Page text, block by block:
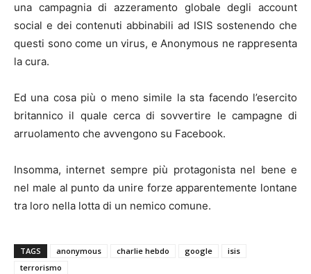
una campagnia di azzeramento globale degli account
social e dei contenuti abbinabili ad ISIS sostenendo che
questi sono come un virus, e Anonymous ne rappresenta
la cura.
Ed una cosa più o meno simile la sta facendo l’esercito
britannico il quale cerca di sovvertire le campagne di
arruolamento che avvengono su Facebook.
Insomma, internet sempre più protagonista nel bene e
nel male al punto da unire forze apparentemente lontane
tra loro nella lotta di un nemico comune.
TAGS anonymous charlie hebdo google
isis
terrorismo